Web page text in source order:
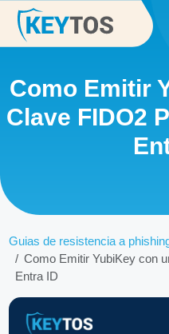
Como Emitir
Clave FIDO2
Guias de resistencia a
Como Emitir YubiKey con
Entra ID